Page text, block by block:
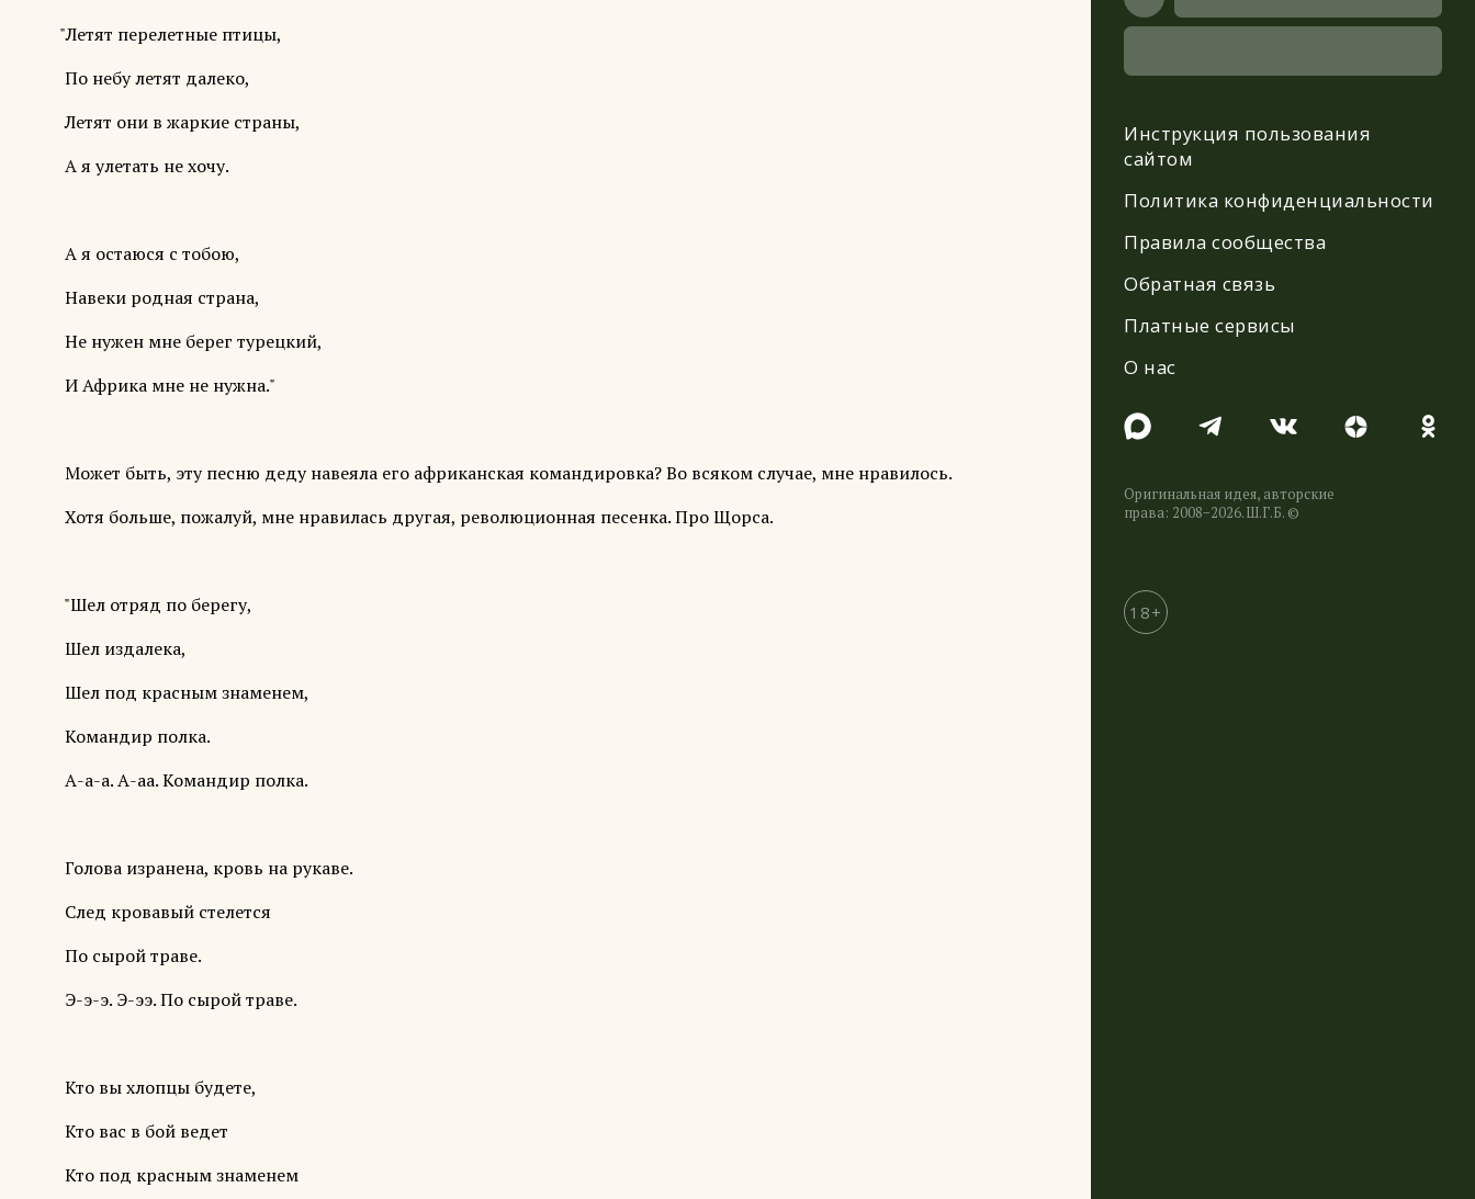
Инструкция пользования
сайтом
Политика конфиденциальности
Правила сообщества
Обратная связь
Платные сервисы
О нас
Оригинальная идея, авторские
права: 2008−2026. Ш.Г.Б. ©
18+
"Летят перелетные птицы,
По небу летят далеко,
Летят они в жаркие страны,
А я улетать не хочу.
А я остаюся с тобою,
Навеки родная страна,
Не нужен мне берег турецкий,
И Африка мне не нужна."
Может быть, эту песню деду навеяла его африканская командировка? Во всяком случае, мне нравилось.
Хотя больше, пожалуй, мне нравилась другая, революционная песенка. Про Щорса.
"Шел отряд по берегу,
Шел издалека,
Шел под красным знаменем,
Командир полка.
А-а-а. А-аа. Командир полка.
Голова изранена, кровь на рукаве.
След кровавый стелется
По сырой траве.
Э-э-э. Э-ээ. По сырой траве.
Кто вы хлопцы будете,
Кто вас в бой ведет
Кто под красным знаменем